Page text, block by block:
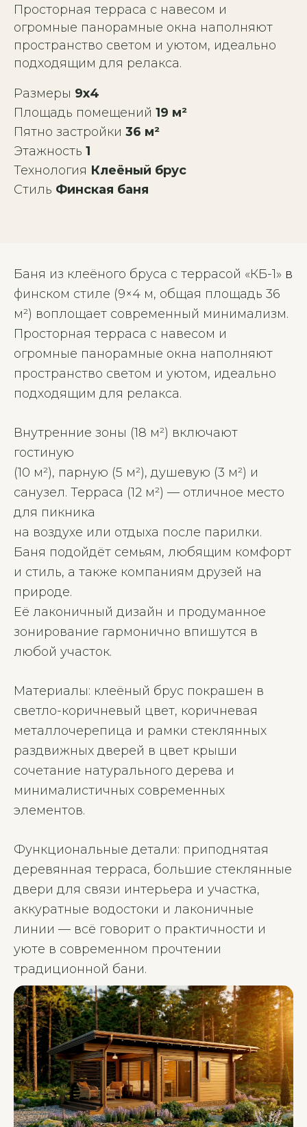
Просторная терраса с навесом и
огромные панорамные окна наполняют
пространство светом и уютом, идеально
подходящим для релакса.
Размеры 9х4
Площадь помещений 19 м²
Пятно застройки 36 м²
Этажность 1
Технология Клеёный брус
Стиль Финская баня
Баня из клеёного бруса с террасой «КБ-1» в
финском стиле (9×4 м, общая площадь 36
м²) воплощает современный минимализм.
Просторная терраса с навесом и
огромные панорамные окна наполняют
пространство светом и уютом, идеально
подходящим для релакса.
Внутренние зоны (18 м²) включают
гостиную
(10 м²), парную (5 м²), душевую (3 м²) и
санузел. Терраса (12 м²) — отличное место
для пикника
на воздухе или отдыха после парилки.
Баня подойдёт семьям, любящим комфорт
и стиль, а также компаниям друзей на
природе.
Её лаконичный дизайн и продуманное
зонирование гармонично впишутся в
любой участок.
Материалы: клеёный брус покрашен в
светло-коричневый цвет, коричневая
металлочерепица и рамки стеклянных
раздвижных дверей в цвет крыши
сочетание натурального дерева и
минималистичных современных
элементов.
Функциональные детали: приподнятая
деревянная терраса, большие стеклянные
двери для связи интерьера и участка,
аккуратные водостоки и лаконичные
линии — всё говорит о практичности и
уюте в современном прочтении
традиционной бани.